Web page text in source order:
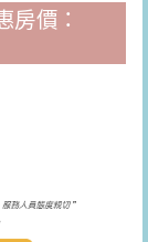
房價：